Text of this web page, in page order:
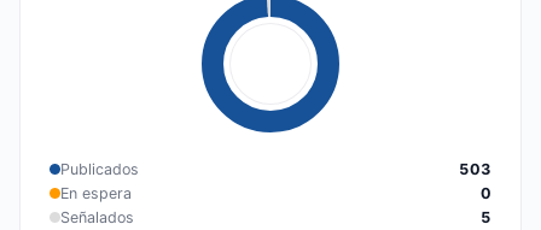
Publicados
503
En espera
0
Señalados
5